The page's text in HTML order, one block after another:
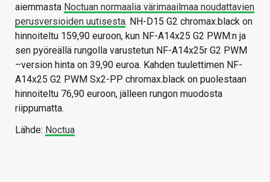
aiemmasta Noctuan normaalia värimaailmaa noudattavien
perusversioiden uutisesta. NH-D15 G2 chromax.black on
hinnoiteltu 159,90 euroon, kun NF-A14x25 G2 PWM:n ja
sen pyöreällä rungolla varustetun NF-A14x25r G2 PWM
–version hinta on 39,90 euroa. Kahden tuulettimen NF-
A14x25 G2 PWM Sx2-PP chromax.black on puolestaan
hinnoiteltu 76,90 euroon, jälleen rungon muodosta
riippumatta.
Lähde: Noctua